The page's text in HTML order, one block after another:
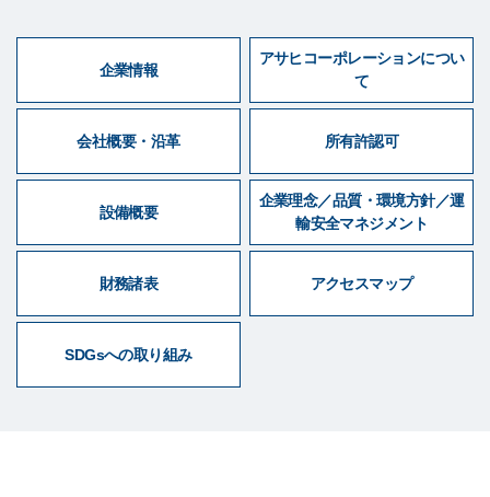
企業情報
アサヒコーポレーションについ
て
会社概要・沿革 所有許認可
設備概要
企業理念／品質・環境方針／運
輸安全マネジメント
財務諸表 アクセスマップ
SDGsへの取り組み